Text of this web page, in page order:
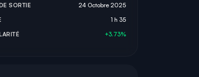
SORTIE
24 Octobre 2025
1 h 35
+3.73%